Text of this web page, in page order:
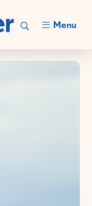
Menu
in
,